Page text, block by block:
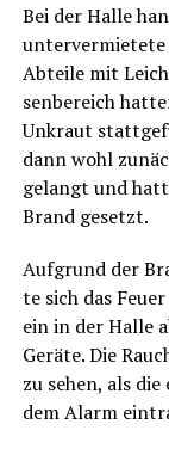
Bei der Hal­le
unter­ver­mie­te­te
Abtei­le mit
sen­be­reich
Unkraut
dann wohl
gelangt und
Brand gesetzt.
Auf­grund der
te sich das
ein in der Hal­le
Gerä­te. Die
zu sehen, als
dem Alarm